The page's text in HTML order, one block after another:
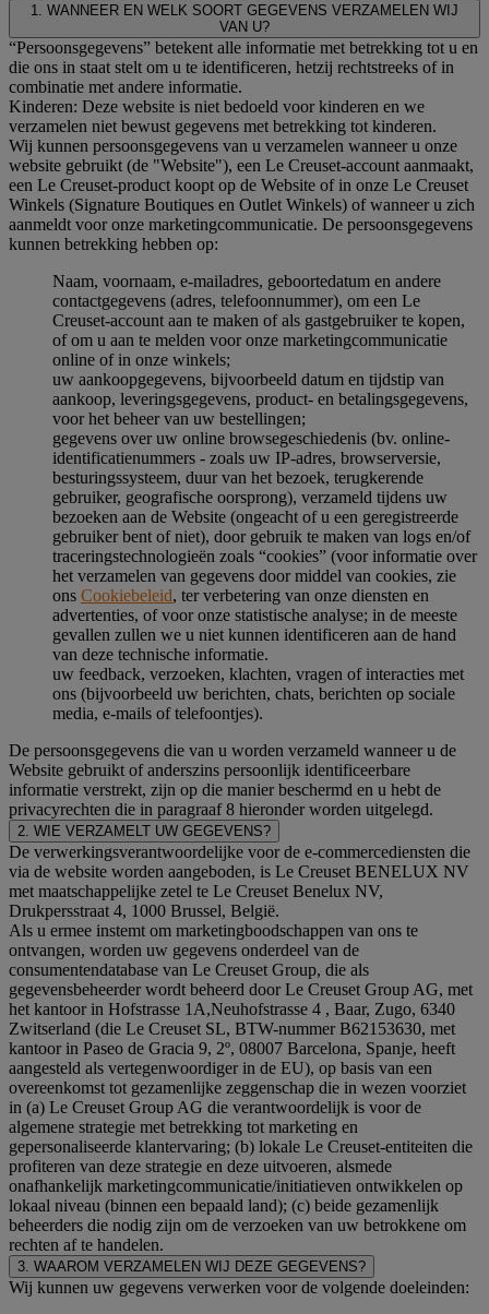
1. WANNEER EN WELK SOORT GEGEVENS VERZAMELEN WIJ
VAN U?
“Persoonsgegevens” betekent alle informatie met betrekking tot u en
die ons in staat stelt om u te identificeren, hetzij rechtstreeks of in
combinatie met andere informatie.
Kinderen: Deze website is niet bedoeld voor kinderen en we
verzamelen niet bewust gegevens met betrekking tot kinderen.
Wij kunnen persoonsgegevens van u verzamelen wanneer u onze
website gebruikt (de "Website"), een Le Creuset-account aanmaakt,
een Le Creuset-product koopt op de Website of in onze Le Creuset
Winkels (Signature Boutiques en Outlet Winkels) of wanneer u zich
aanmeldt voor onze marketingcommunicatie. De persoonsgegevens
kunnen betrekking hebben op:
Naam, voornaam, e-mailadres, geboortedatum en andere
contactgegevens (adres, telefoonnummer), om een Le
Creuset-account aan te maken of als gastgebruiker te kopen,
of om u aan te melden voor onze marketingcommunicatie
online of in onze winkels;
uw aankoopgegevens, bijvoorbeeld datum en tijdstip van
aankoop, leveringsgegevens, product- en betalingsgegevens,
voor het beheer van uw bestellingen;
gegevens over uw online browsegeschiedenis (bv. online-
identificatienummers - zoals uw IP-adres, browserversie,
besturingssysteem, duur van het bezoek, terugkerende
gebruiker, geografische oorsprong), verzameld tijdens uw
bezoeken aan de Website (ongeacht of u een geregistreerde
gebruiker bent of niet), door gebruik te maken van logs en/of
traceringstechnologieën zoals “cookies” (voor informatie over
het verzamelen van gegevens door middel van cookies, zie
ons Cookiebeleid, ter verbetering van onze diensten en
advertenties, of voor onze statistische analyse; in de meeste
gevallen zullen we u niet kunnen identificeren aan de hand
van deze technische informatie.
uw feedback, verzoeken, klachten, vragen of interacties met
ons (bijvoorbeeld uw berichten, chats, berichten op sociale
media, e-mails of telefoontjes).
De persoonsgegevens die van u worden verzameld wanneer u de
Website gebruikt of anderszins persoonlijk identificeerbare
informatie verstrekt, zijn op die manier beschermd en u hebt de
privacyrechten die in paragraaf 8 hieronder worden uitgelegd.
2. WIE VERZAMELT UW GEGEVENS?
De verwerkingsverantwoordelijke voor de e-commercediensten die
via de website worden aangeboden, is Le Creuset BENELUX NV
met maatschappelijke zetel te Le Creuset Benelux NV,
Drukpersstraat 4, 1000 Brussel, België.
Als u ermee instemt om marketingboodschappen van ons te
ontvangen, worden uw gegevens onderdeel van de
consumentendatabase van Le Creuset Group, die als
gegevensbeheerder wordt beheerd door Le Creuset Group AG, met
het kantoor in Hofstrasse 1A,Neuhofstrasse 4 , Baar, Zugo, 6340
Zwitserland (die Le Creuset SL, BTW-nummer B62153630, met
kantoor in Paseo de Gracia 9, 2º, 08007 Barcelona, Spanje, heeft
aangesteld als vertegenwoordiger in de EU), op basis van een
overeenkomst tot gezamenlijke zeggenschap die in wezen voorziet
in (a) Le Creuset Group AG die verantwoordelijk is voor de
algemene strategie met betrekking tot marketing en
gepersonaliseerde klantervaring; (b) lokale Le Creuset-entiteiten die
profiteren van deze strategie en deze uitvoeren, alsmede
onafhankelijk marketingcommunicatie/initiatieven ontwikkelen op
lokaal niveau (binnen een bepaald land); (c) beide gezamenlijk
beheerders die nodig zijn om de verzoeken van uw betrokkene om
rechten af te handelen.
3. WAAROM VERZAMELEN WIJ DEZE GEGEVENS?
Wij kunnen uw gegevens verwerken voor de volgende doeleinden: